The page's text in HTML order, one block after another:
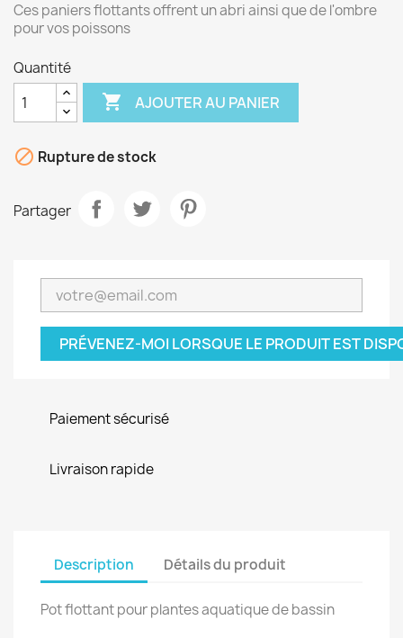
Ces paniers flottants offrent un abri ainsi que de l'ombre
pour vos poissons
Quantité
 AJOUTER AU PANIER
 Rupture de stock
Partager
PRÉVENEZ-MOI LORSQUE LE PRODUIT EST
Paiement sécurisé
Livraison rapide
Description Détails du produit
Pot flottant pour plantes aquatique de bassin